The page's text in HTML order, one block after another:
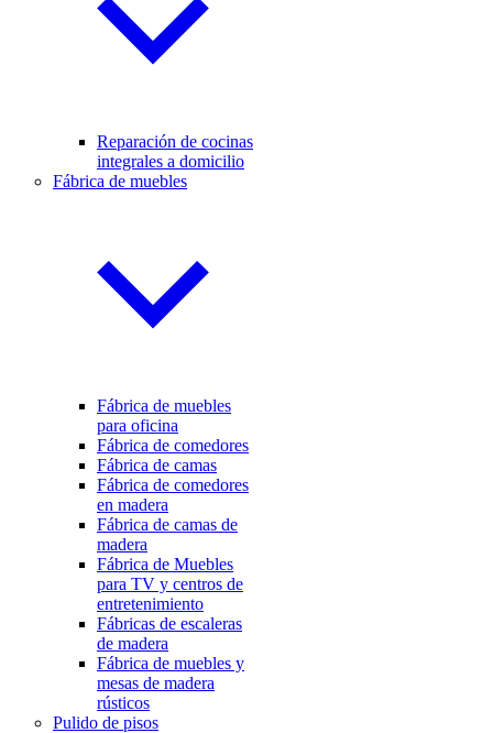
Reparación de cocinas
integrales a domicilio
Fábrica de muebles
Fábrica de muebles
para oficina
Fábrica de comedores
Fábrica de camas
Fábrica de comedores
en madera
Fábrica de camas de
madera
Fábrica de Muebles
para TV y centros de
entretenimiento
Fábricas de escaleras
de madera
Fábrica de muebles y
mesas de madera
rústicos
Pulido de pisos